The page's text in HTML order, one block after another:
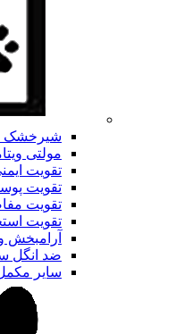
مولتی
تقویت
تقویت
تقویت
تقویت
آرامبخش
ضد انگل
سایر